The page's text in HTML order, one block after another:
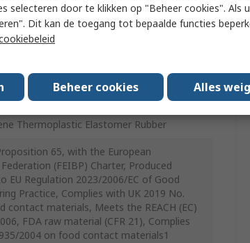
Thermoplastic Elastomer Rubber
65, with the European
(FEIBP) Charter, Produced
EU Regulation 2023/2006/EC of Good
Practice, Complies with UK 2019 No.
contact materials, Meets the REACH (EC)
FDA raw material (CFR 21), Complies
2004 on food contact materials1
selecteren door te klikken op "Beheer cookies". Als
Dit kan de toegang tot bepaalde functies
Beheer cookies Alles